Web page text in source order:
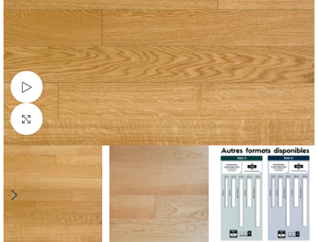
Watch video
Click to enlarge